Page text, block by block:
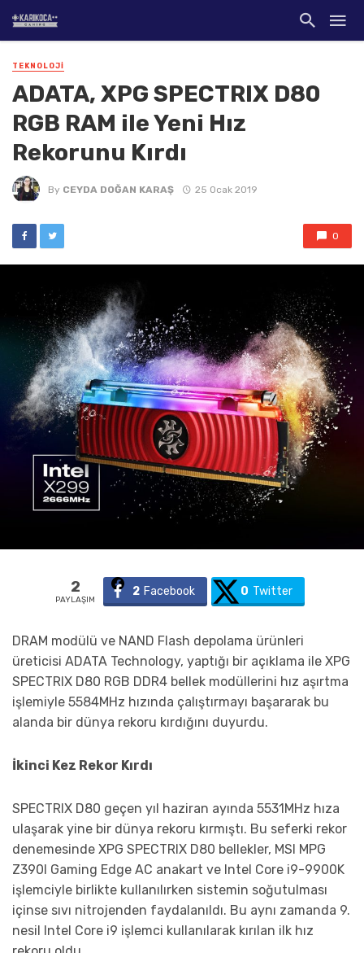
TEKNOLOJI
ADATA, XPG SPECTRIX D80
RGB RAM ile Yeni Hız
Rekorunu Kırdı
By CEYDA DOĞAN KARAŞ 25 Ocak 2019
0
2
PAYLAŞIM
2 Facebook 0 Twitter
DRAM modülü ve NAND Flash depolama ürünleri
üreticisi ADATA Technology, yaptığı bir açıklama ile XPG
SPECTRIX D80 RGB DDR4 bellek modüllerini hız aşırtma
işlemiyle 5584MHz hızında çalıştırmayı başararak bu
alanda bir dünya rekoru kırdığını duyurdu.
İkinci Kez Rekor Kırdı
SPECTRIX D80 geçen yıl haziran ayında 5531MHz hıza
ulaşarak yine bir dünya rekoru kırmıştı. Bu seferki rekor
denemesinde XPG SPECTRIX D80 bellekler, MSI MPG
Z390I Gaming Edge AC anakart ve Intel Core i9-9900K
işlemciyle birlikte kullanılırken sistemin soğutulması
içinse sıvı nitrojenden faydalanıldı. Bu aynı zamanda 9.
nesil Intel Core i9 işlemci kullanılarak kırılan ilk hız